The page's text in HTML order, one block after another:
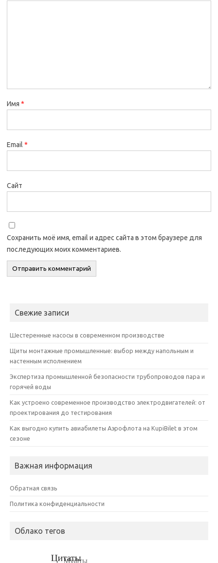
Имя *
Email *
Сайт
Сохранить моё имя, email и адрес сайта в этом браузере для
последующих моих комментариев.
Свежие записи
Шестеренные насосы в современном производстве
Щиты монтажные промышленные: выбор между напольным и
настенным исполнением
Экспертиза промышленной безопасности трубопроводов пара и
горячей воды
Как устроено современное производство электродвигателей: от
проектирования до тестирования
Как выгодно купить авиабилеты Аэрофлота на KupiBilet в этом
сезоне
Важная информация
Обратная связь
Политика конфиденциальности
Облако тегов